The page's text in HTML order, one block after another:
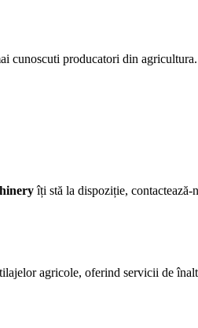
cunoscuti producatori din agricultura.
îți stă la dispoziție,
agricole, oferind servicii de